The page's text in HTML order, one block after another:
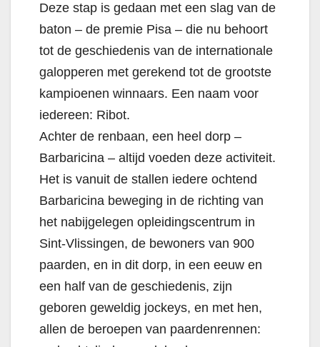
Deze stap is gedaan met een slag van de
baton – de premie Pisa – die nu behoort
tot de geschiedenis van de internationale
galopperen met gerekend tot de grootste
kampioenen winnaars. Een naam voor
iedereen: Ribot.
Achter de renbaan, een heel dorp –
Barbaricina – altijd voeden deze activiteit.
Het is vanuit de stallen iedere ochtend
Barbaricina beweging in de richting van
het nabijgelegen opleidingscentrum in
Sint-Vlissingen, de bewoners van 900
paarden, en in dit dorp, in een eeuw en
een half van de geschiedenis, zijn
geboren geweldig jockeys, en met hen,
allen de beroepen van paardenrennen: